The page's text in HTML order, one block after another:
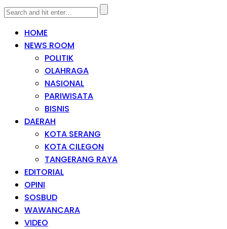
HOME
NEWS ROOM
POLITIK
OLAHRAGA
NASIONAL
PARIWISATA
BISNIS
DAERAH
KOTA SERANG
KOTA CILEGON
TANGERANG RAYA
EDITORIAL
OPINI
SOSBUD
WAWANCARA
VIDEO